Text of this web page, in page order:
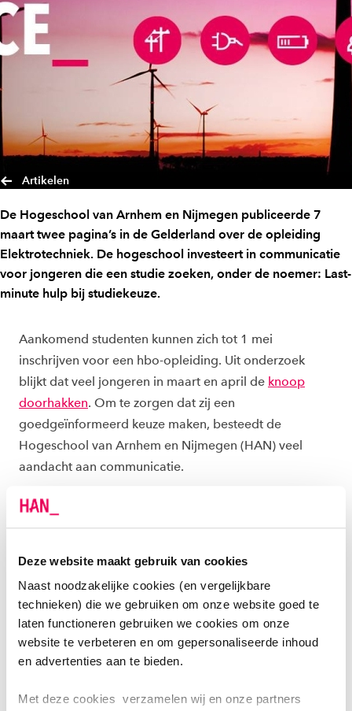
Deze website maakt gebruik van cookies
Naast noodzakelijke cookies (en vergelijkbare
technieken) die we gebruiken om onze website goed te
laten functioneren gebruiken we cookies om onze
website te verbeteren en om gepersonaliseerde inhoud
en advertenties aan te bieden.
Met deze cookies verzamelen wij en onze partners
Artikelen
De Hogeschool van Arnhem en Nijmegen publiceerde 7
maart twee pagina’s in de Gelderland over de opleiding
Elektrotechniek. De hogeschool investeert in communicatie
voor jongeren die een studie zoeken, onder de noemer: Last-
minute hulp bij studiekeuze.
Aankomend studenten kunnen zich tot 1 mei
inschrijven voor een hbo-opleiding. Uit onderzoek
blijkt dat veel jongeren in maart en april de knoop
doorhakken. Om te zorgen dat zij een
goedgeïnformeerd keuze maken, besteedt de
Hogeschool van Arnhem en Nijmegen (HAN) veel
aandacht aan communicatie.
Zo verschijnt in maart elke zaterdag een dubbele
pagina in De Gelderlander met aandacht voor
gericht op maatschappelijke vraagstukken en
vakgebieden waar sprake is van krapte op de
arbeidsmarkt. Bijvoorbeeld technische studies waar
studenten te maken krijgen met de overgang van een
fossiele naar een duurzame energievoorziening.
De HAN trapt af metElektrotechniek: een opleiding